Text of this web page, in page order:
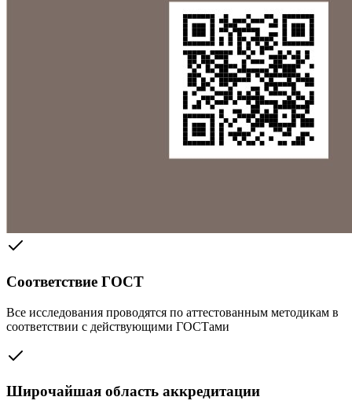
Соответствие ГОСТ
Все исследования проводятся по аттестованным методикам в
соответствии с действующими ГОСТами
Широчайшая область аккредитации